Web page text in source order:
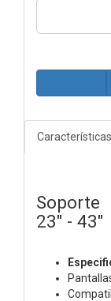
Características
Soporte
23" - 43"